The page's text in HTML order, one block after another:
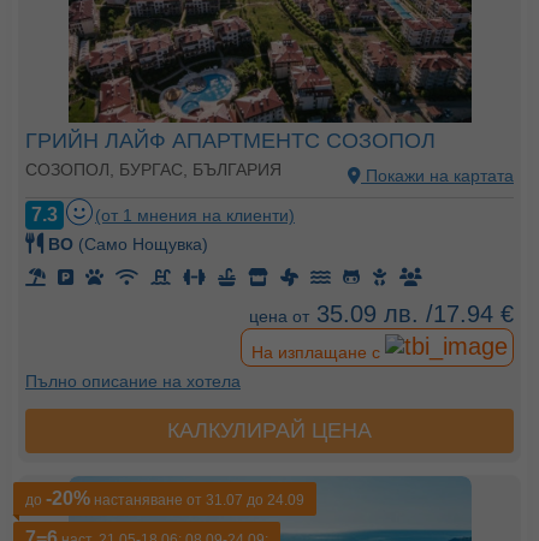
ГРИЙН ЛАЙФ АПАРТМЕНТС СОЗОПОЛ
СОЗОПОЛ, БУРГАС, БЪЛГАРИЯ Покажи на картата
7.3
(от 1 мнения на клиенти)
BO (Само Нощувка)
цена от 35.09 лв. /17.94 €
На изплащане с
Пълно описание на хотела
КАЛКУЛИРАЙ ЦЕНА
до -20% настаняване от 31.07 до 24.09